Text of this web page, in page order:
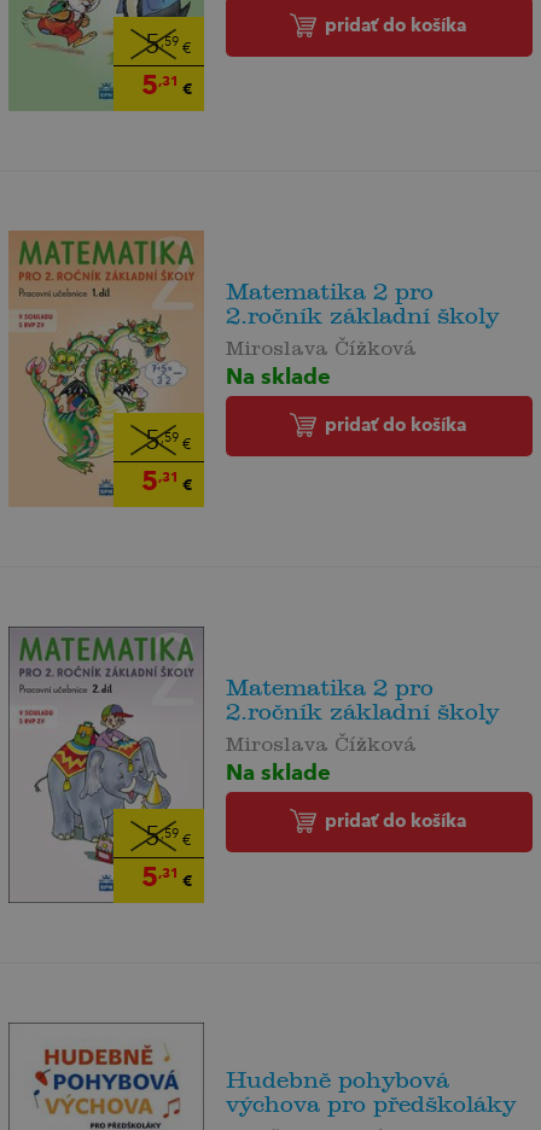
5,59 €
5,31 €
pridať do košíka
5,59 €
5,31 €
Matematika 2 pro
2.ročník základní školy
Miroslava Čížková
Na sklade
pridať do košíka
5,59 €
5,31 €
Matematika 2 pro
2.ročník základní školy
Miroslava Čížková
Na sklade
pridať do košíka
Hudebně pohybová
výchova pro předškoláky